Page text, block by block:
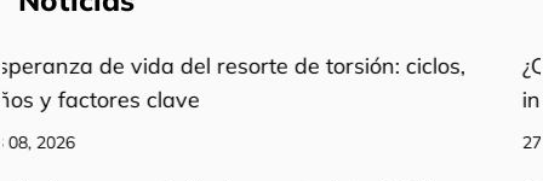
¿Qué es un resorte de extensión de acero
inoxidable y cómo funciona?